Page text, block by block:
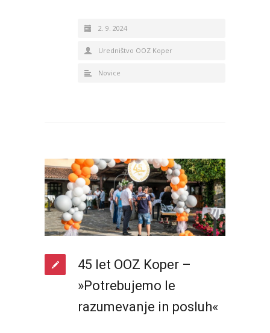
2. 9. 2024
Uredništvo OOZ Koper
Novice
45 let OOZ Koper –
»Potrebujemo le
razumevanje in posluh«